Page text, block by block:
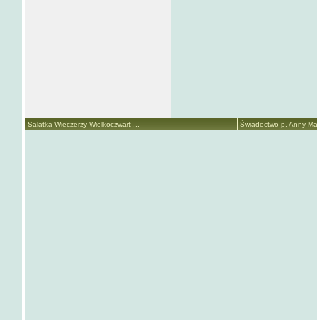
Sałatka Wieczerzy Wielkoczwart ... Świadectwo p. Anny